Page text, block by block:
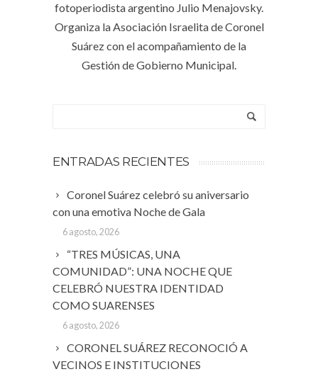
fotoperiodista argentino Julio Menajovsky.
Organiza la Asociación Israelita de Coronel
Suárez con el acompañamiento de la
Gestión de Gobierno Municipal.
ENTRADAS RECIENTES
Coronel Suárez celebró su aniversario
con una emotiva Noche de Gala
6 agosto, 2026
“TRES MÚSICAS, UNA
COMUNIDAD”: UNA NOCHE QUE
CELEBRÓ NUESTRA IDENTIDAD
COMO SUARENSES
6 agosto, 2026
CORONEL SUÁREZ RECONOCIÓ A
VECINOS E INSTITUCIONES